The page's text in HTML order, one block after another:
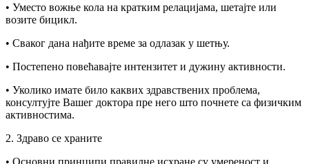
• Уместо вожње кола на кратким релацијама, шетајте или
возите бицикл.
• Сваког дана нађите време за одлазак у шетњу.
• Постепено повећавајте интензитет и дужину активности.
• Уколико имате било каквих здравствених проблема,
консултујте Вашег доктора пре него што почнете са физичким
активностима.
2. Здраво се храните
• Основни принципи правилне исхране су умереност и